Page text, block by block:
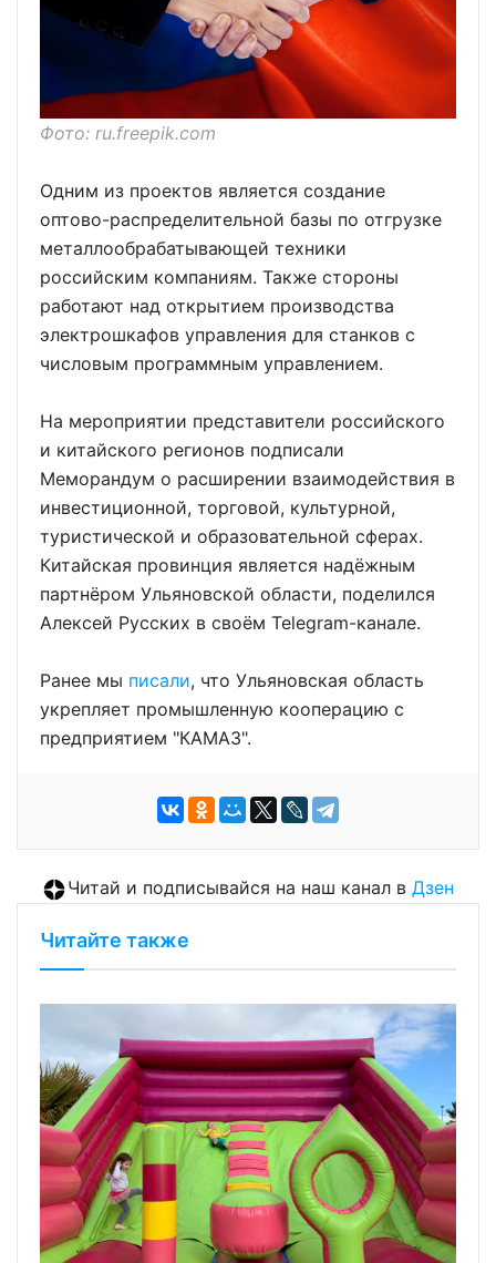
Фото: ru.freepik.com
Одним из проектов является создание
оптово-распределительной базы по отгрузке
металлообрабатывающей техники
российским компаниям. Также стороны
работают над открытием производства
электрошкафов управления для станков с
числовым программным управлением.
На мероприятии представители российского
и китайского регионов подписали
Меморандум о расширении взаимодействия в
инвестиционной, торговой, культурной,
туристической и образовательной сферах.
Китайская провинция является надёжным
партнёром Ульяновской области, поделился
Алексей Русских в своём Telegram-канале.
Ранее мы писали, что Ульяновская область
укрепляет промышленную кооперацию с
предприятием "КАМАЗ".
Читай и подписывайся на наш канал в Дзен
Читайте также